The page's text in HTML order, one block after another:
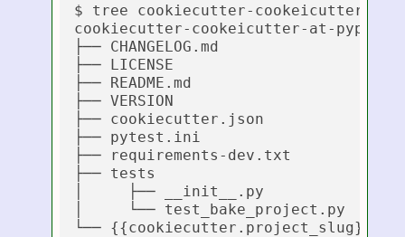
$ tree cookiecutter-cookeicutter-at-
cookiecutter-cookeicutter-at-
├── CHANGELOG.md
├── LICENSE
├── README.md
├── VERSION
├── cookiecutter.json
├── pytest.ini
├── requirements-dev.txt
├── tests
│     ├── __init__.py
│     └── test_bake_project.py
└── {{cookiecutter.project_slug}}